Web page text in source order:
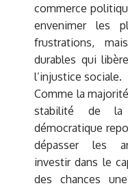
commerce
envenimer les
frustrations,
durables qui
l’injustice sociale.
Comme la
stabilité de la
démocratique
dépasser les
investir dans le
des chances